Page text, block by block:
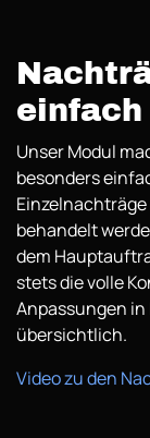
Unser Modul
besonders
behandelt
dem
stets die volle
Anpassungen
übersichtlich.
Video zu den